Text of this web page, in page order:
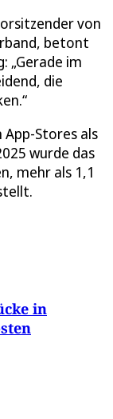
von
betont
„Gerade im
die
Stores als
wurde das
mehr als 1,1
in